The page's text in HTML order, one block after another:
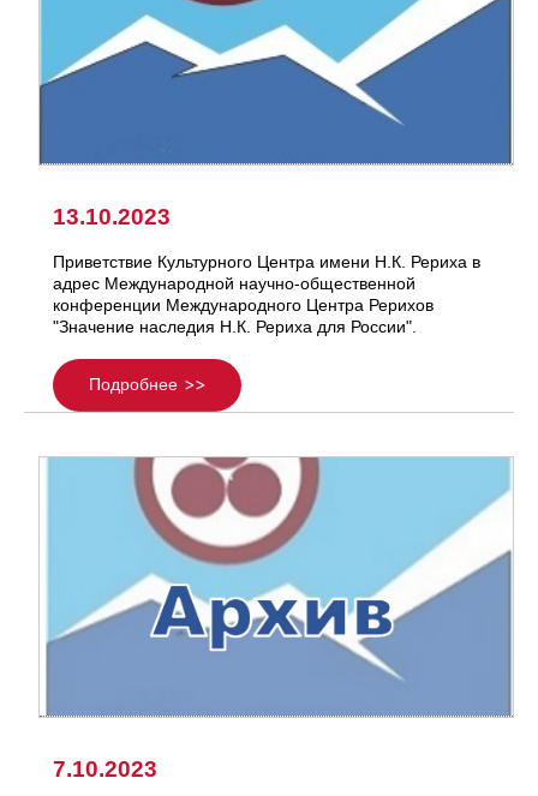
13.10.2023
Приветствие Культурного Центра имени Н.К. Рериха в
адрес Международной научно-общественной
конференции Международного Центра Рерихов
"Значение наследия Н.К. Рериха для России".
Подробнее
7.10.2023